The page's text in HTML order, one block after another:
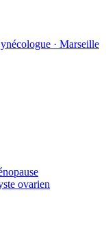
· Marseille
ovarien